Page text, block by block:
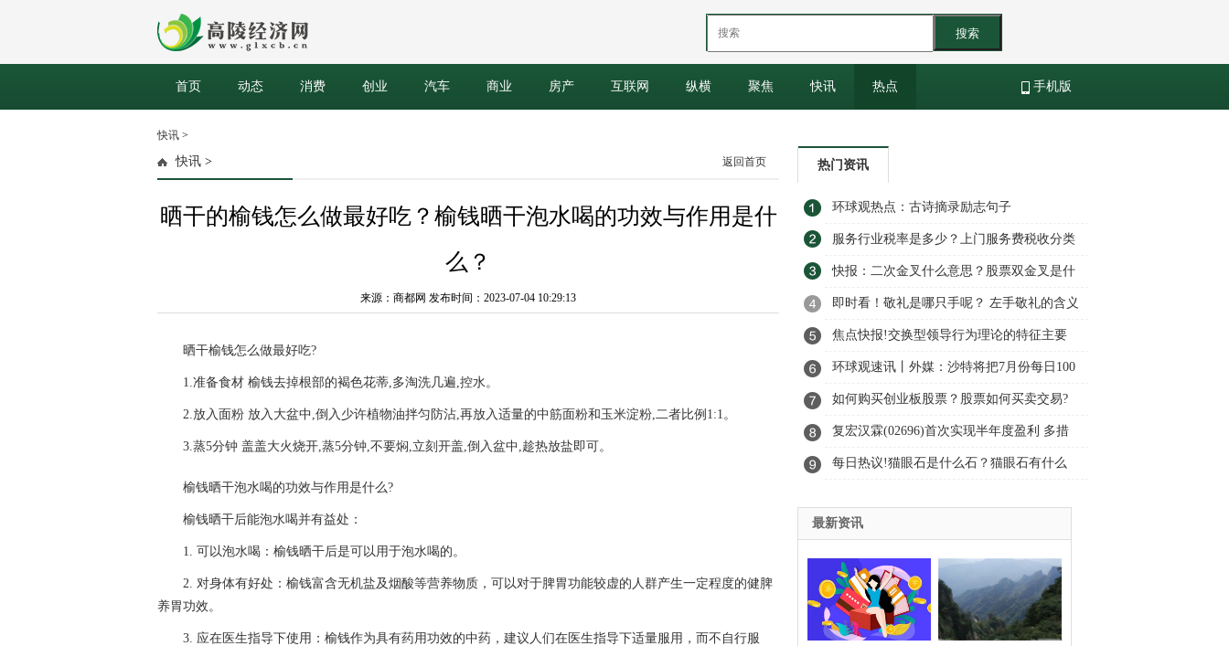
搜索
首页 动态 消费 创业 汽车 商业 房产 互联网 纵横 聚焦 快讯 热点 手机版
快讯 >
快讯 > 返回首页
晒干的榆钱怎么做最好吃？榆钱晒干泡水喝的功效与作用是什
么？
来源：商都网 发布时间：2023-07-04 10:29:13
晒干榆钱怎么做最好吃?
1.准备食材 榆钱去掉根部的褐色花蒂,多淘洗几遍,控水。
2.放入面粉 放入大盆中,倒入少许植物油拌匀防沾,再放入适量的中筋面粉和玉米淀粉,二者比例1:1。
3.蒸5分钟 盖盖大火烧开,蒸5分钟,不要焖,立刻开盖,倒入盆中,趁热放盐即可。
榆钱晒干泡水喝的功效与作用是什么?
榆钱晒干后能泡水喝并有益处：
1. 可以泡水喝：榆钱晒干后是可以用于泡水喝的。
2. 对身体有好处：榆钱富含无机盐及烟酸等营养物质，可以对于脾胃功能较虚的人群产生一定程度的健脾
养胃功效。
3. 应在医生指导下使用：榆钱作为具有药用功效的中药，建议人们在医生指导下适量服用，而不自行服
热门资讯
环球观热点：古诗摘录励志句子
服务行业税率是多少？上门服务费税收分类
编码是多少？|全球新消息
快报：二次金叉什么意思？股票双金叉是什
么意思
即时看！敬礼是哪只手呢？ 左手敬礼的含义
是什么？
焦点快报!交换型领导行为理论的特征主要
包括什么内容? 交换型领导行为对员工的影
响有哪些内容？
环球观速讯丨外媒：沙特将把7月份每日100
万桶的自愿石油减产延长到8月份
如何购买创业板股票？股票如何买卖交易?
复宏汉霖(02696)首次实现半年度盈利 多措
并举加速自身“造血”降本增效激发增长活力|
每日热议!猫眼石是什么石？猫眼石有什么
最新资讯